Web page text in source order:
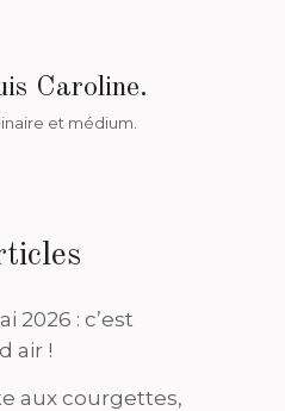
Caroline.
et médium.
2026 : c’est
air !
aux courgettes,